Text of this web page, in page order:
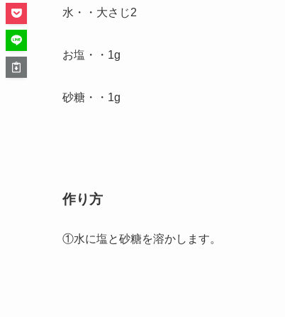
水・・大さじ2
お塩・・1g
砂糖・・1g
作り方
①水に塩と砂糖を溶かします。